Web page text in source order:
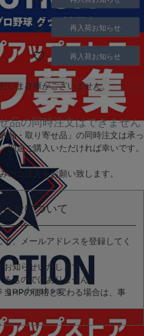
再入荷お知らせ
再入荷お知らせ
いま在庫がございません。
品の同時注文はできません
約品・取り寄せ品」 の同時注文は承っ
別途ご購入いただければ幸いです。
みのご注文をお願い致します。
せについて
、メールアドレスを登録してく
知らせいたします。
ものではありません。
HPの価格と変わる場合は、事